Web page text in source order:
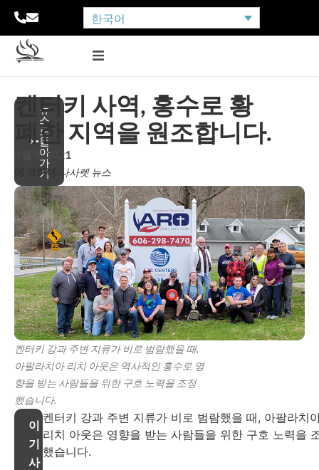
한국어
뉴
스
로
돌
아
가
기
켄터키 사역, 홍수로 황
폐한 지역을 원조합니다.
4월 9, 2021
에 의하여: 나사렛 뉴스
켄터키 강과 주변 지류가 비로 범람했을 때,
아팔라치아 리치 아웃은 역사적인 홍수로 영
향을 받는 사람들을 위한 구호 노력을 조정
했습니다.
이
기
사
켄터키 강과 주변 지류가 비로 범람했을 때, 아팔라치
리치 아웃은 영향을 받는 사람들을 위한 구호 노력을
했습니다.